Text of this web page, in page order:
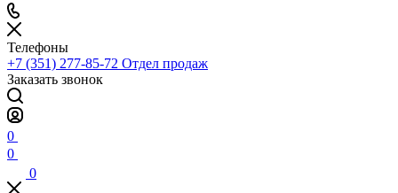
Телефоны
+7 (351) 277-85-72 Отдел продаж
Заказать звонок
0
0
0